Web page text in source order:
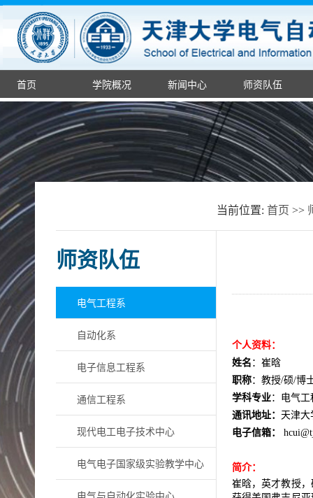
首页 学院概况 新闻中心 师资队伍
当前位置: 首页 >>
师资队伍
电气工程系
自动化系
电子信息工程系
通信工程系
现代电工电子技术中心
电气电子国家级实验教学中心
电气与自动化实验中心
个人资料：
姓名：崔晗
职称：教授/硕/博
学科专业：电气工
通讯地址： 天津大
电子信箱：
简介：
崔晗，英才教授，